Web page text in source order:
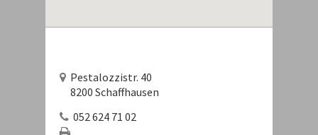
Pestalozzistr. 40
8200 Schaffhausen
052 624 71 02